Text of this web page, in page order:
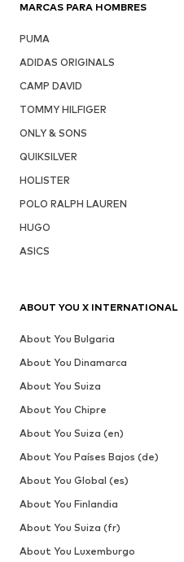
MARCAS PARA HOMBRES
PUMA
ADIDAS ORIGINALS
CAMP DAVID
TOMMY HILFIGER
ONLY & SONS
QUIKSILVER
HOLISTER
POLO RALPH LAUREN
HUGO
ASICS
ABOUT YOU X INTERNATIONAL
About You Bulgaria
About You Dinamarca
About You Suiza
About You Chipre
About You Suiza (en)
About You Países Bajos (de)
About You Global (es)
About You Finlandia
About You Suiza (fr)
About You Luxemburgo